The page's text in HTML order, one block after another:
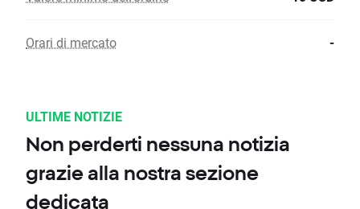
Orari di mercato -
ULTIME NOTIZIE
Non perderti nessuna notizia
grazie alla nostra sezione
dedicata